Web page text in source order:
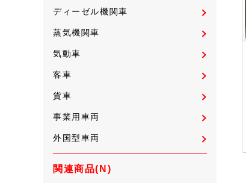
ディーゼル機関車
蒸気機関車
気動車
客車
貨車
事業用車両
外国型車両
関連商品(N)